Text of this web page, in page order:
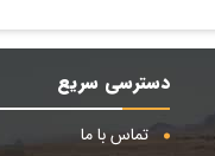
دسترسی سریع
تماس با ما